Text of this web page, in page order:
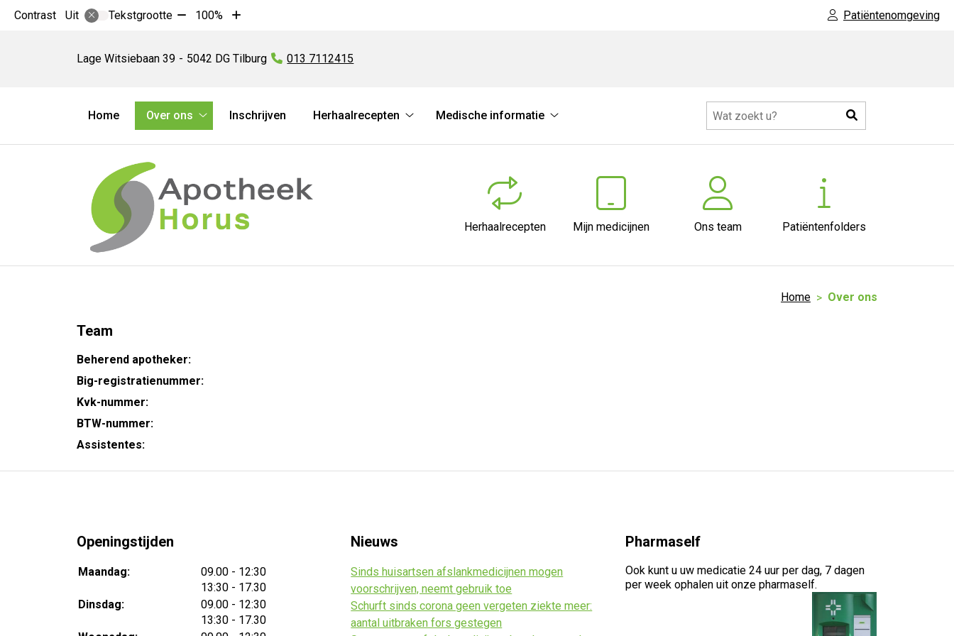
Contrast Uit Tekstgrootte Tekst
10%
100%
Tekst
10%
Patiëntenomgeving
Lage Witsiebaan 39 5042 DG Tilburg Tel:
013 7112415
Hoofdmenu
Home
Over ons
Over
ons
Inschrijven
Herhaalrecepten
submenu
Medische informatie
informatie
Zoeken
Herhaalrecepten Mijn medicijnen Ons team Patiëntenfolders
Home Over ons
Team
Beherend apotheker:
Big-registratienummer:
Kvk-nummer:
BTW-nummer:
Assistentes:
Openingstijden
Maandag: 09.00 tot
- 12:30
13:30 tot
- 17.30
Dinsdag:
09.00 tot
- 12:30
13:30 tot
- 17.30
Nieuws
Sinds huisartsen afslankmedicijnen mogen
voorschrijven, neemt gebruik toe
Schurft sinds corona geen vergeten ziekte meer:
aantal uitbraken fors gestegen
Pharmaself
Ook kunt u uw medicatie 24 uur per dag, 7 dagen
per week ophalen uit onze pharmaself.